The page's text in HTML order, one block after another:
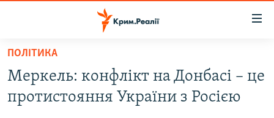
Перейти
основного
матеріалу
Перейти
ВОДА.КРИМ
ВІДЕО ТА ФОТО
ПОЛІТИКА
Меркель: конфлікт на Донбасі – це
протистояння України з Росією